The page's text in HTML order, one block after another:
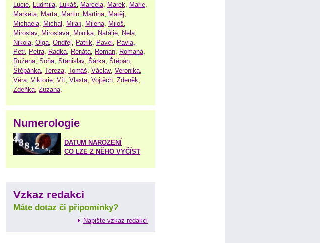
Lucie, Ludmila, Lukáš, Marcela, Marek, Marie,
Markéta, Marta, Martin, Martina, Matěj,
Michaela, Michal , Milan, Milena, Miloš,
Miroslav, Miroslava, Monika, Natálie, Nela,
Nikola, Olga, Ondřej, Patrik, Pavel , Pavla,
Petr, Petra, Radka, Renáta, Roman, Romana,
Růžena, Soňa, Stanislav, Šárka, Štěpán,
Štěpánka, Tereza, Tomáš, Václav, Veronika,
Věra, Viktorie, Vít, Vlasta, Vojtěch, Zdeněk,
Zdeňka, Zuzana.
Numerologie
DATUM NAROZENÍ
CO LZE Z NĚHO VYČÍST
Vzkaz redakci
Máte dotaz či připomínky?
Napište vzkaz redakci